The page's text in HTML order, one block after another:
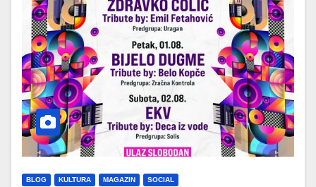
BLOG KULTURA MAGAZIN SOCIAL